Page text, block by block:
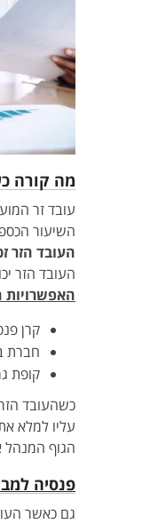
מה קורה
עובד זר
השיעור
העובד הזר
העובד הזר
האפשרויות
קרן
חברת
קופת
כשהעובד
עליו למלא
הגוף המנהל
פנסיה